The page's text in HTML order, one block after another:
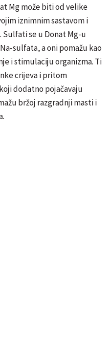
Mg može biti od velike
iznimnim sastavom i
. Sulfati se u Donat Mg-u
sulfata, a oni pomažu kao
i stimulaciju organizma. Ti
crijeva i pritom
dodatno pojačavaju
bržoj razgradnji masti i